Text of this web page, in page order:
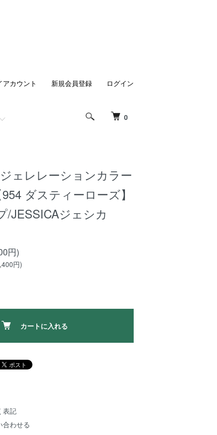
0
アカウント 新規会員登録 ログイン
ェレレーションカラー
ダスティーローズ】
/JESSICAジェシカ
円)
円)
カートに入れる
表記
合わせる